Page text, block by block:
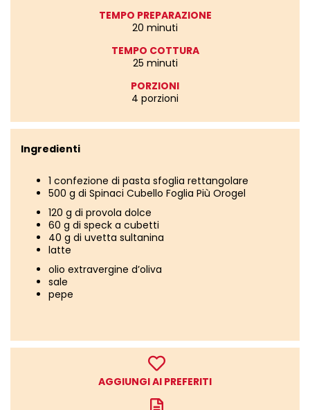
TEMPO PREPARAZIONE
20 minuti
TEMPO COTTURA
25 minuti
PORZIONI
4 porzioni
Ingredienti
1 confezione di pasta sfoglia rettangolare
500 g di Spinaci Cubello Foglia Più Orogel
120 g di provola dolce
60 g di speck a cubetti
40 g di uvetta sultanina
latte
olio extravergine d’oliva
sale
pepe
AGGIUNGI AI PREFERITI